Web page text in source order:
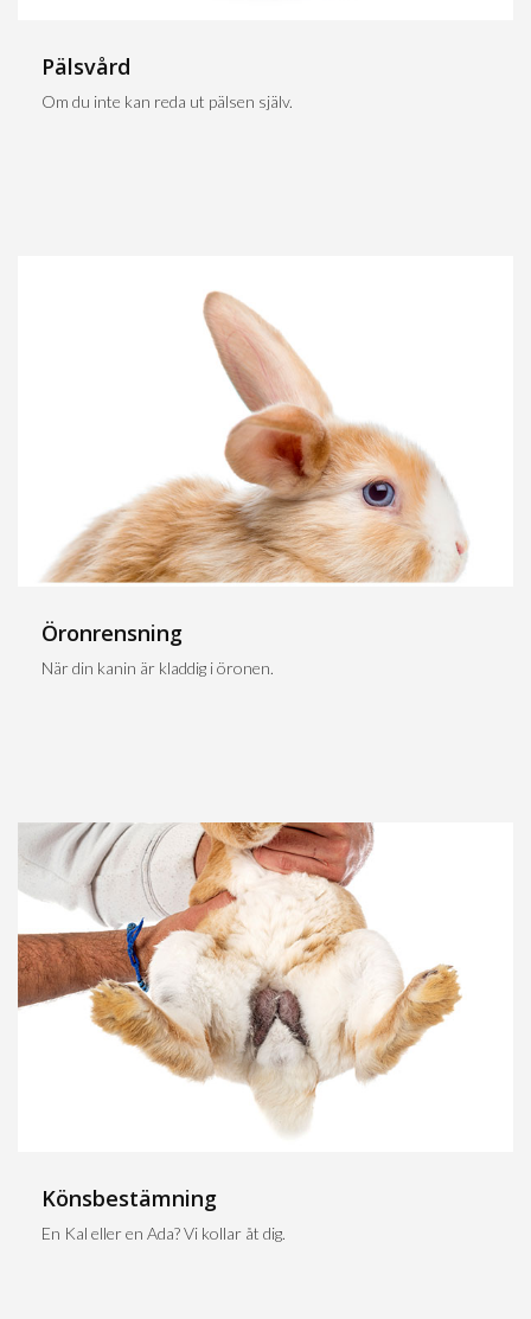
Pälsvård
Om du inte kan reda ut pälsen själv.
Öronrensning
När din kanin är kladdig i öronen.
Könsbestämning
En Kal eller en Ada? Vi kollar åt dig.